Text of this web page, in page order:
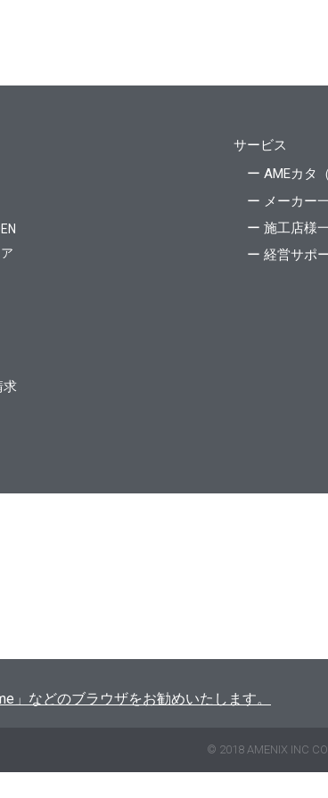
求
サービス
ー AMEカタ（
ー メーカー
ー 施工店様
ー 経営サポ
」などのブラウザをお勧めいたします。
© 2018 AMENIX INC